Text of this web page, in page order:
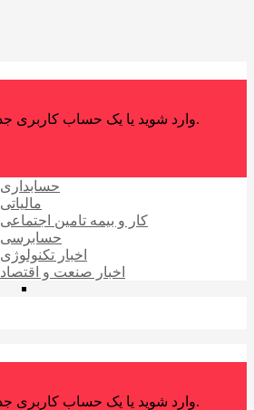
وارد شوید یا یک حساب کاربری جدید ایجاد کنید.
حسابداری
مالیاتی
کار و بیمه تامین اجتماعی
حسابرسی
اخبار تکنولوژی
اخبار صنعت و اقتصاد
وارد شوید یا یک حساب کاربری جدید ایجاد کنید.